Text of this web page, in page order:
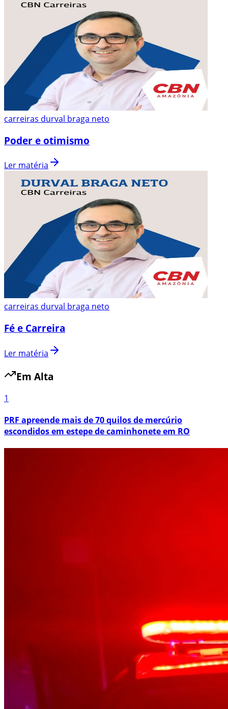
carreiras durval braga neto
Poder e otimismo
Ler matéria
carreiras durval braga neto
Fé e Carreira
Ler matéria
Em Alta
1
PRF apreende mais de 70 quilos de mercúrio
escondidos em estepe de caminhonete em RO